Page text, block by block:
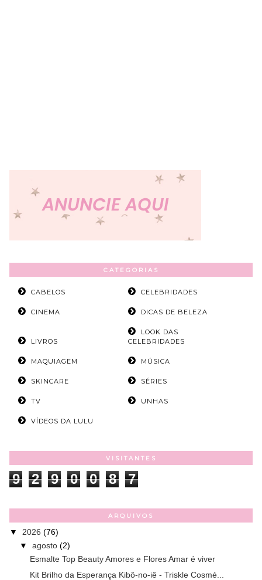
CATEGORIAS
CABELOS CELEBRIDADES
CINEMA DICAS DE BELEZA
LIVROS
LOOK DAS
CELEBRIDADES
MAQUIAGEM MÚSICA
SKINCARE SÉRIES
TV UNHAS
VÍDEOS DA LULU
VISITANTES
9 2 9 0 0 8 7
ARQUIVOS
▼ 2026 (76)
▼ agosto (2)
Esmalte Top Beauty Amores e Flores Amar é viver
Kit Brilho da Esperança Kibô-no-iê - Triskle Cosmé...